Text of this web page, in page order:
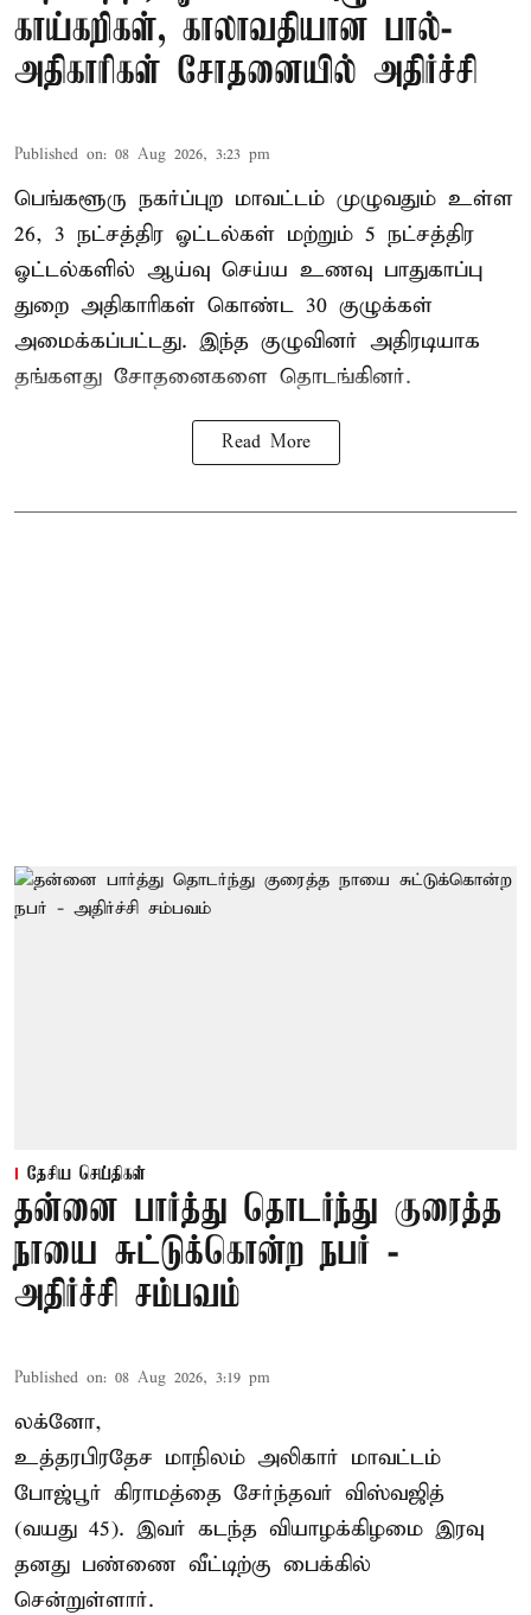
காய்கறிகள், காலாவதியான பால்-
அதிகாரிகள் சோதனையில் அதிர்ச்சி
Published on: 08 Aug 2026, 3:23 pm
பெங்களூரு நகர்ப்புற மாவட்டம் முழுவதும் உள்ள
26, 3 நட்சத்திர ஓட்டல்கள் மற்றும் 5 நட்சத்திர
ஓட்டல்களில் ஆய்வு செய்ய உணவு பாதுகாப்பு
துறை அதிகாரிகள் கொண்ட 30 குழுக்கள்
அமைக்கப்பட்டது. இந்த குழுவினர் அதிரடியாக
தங்களது சோதனைகளை தொடங்கினர்.
Read More
தேசிய செய்திகள்
தன்னை பார்த்து தொடர்ந்து குரைத்த
நாயை சுட்டுக்கொன்ற நபர் -
அதிர்ச்சி சம்பவம்
Published on: 08 Aug 2026, 3:19 pm
லக்னோ,
உத்தரபிரதேச மாநிலம் அலிகார் மாவட்டம்
போஜ்பூர் கிராமத்தை சேர்ந்தவர் விஸ்வஜித்
(வயது 45). இவர் கடந்த வியாழக்கிழமை இரவு
தனது பண்ணை வீட்டிற்கு பைக்கில்
சென்றுள்ளார்.